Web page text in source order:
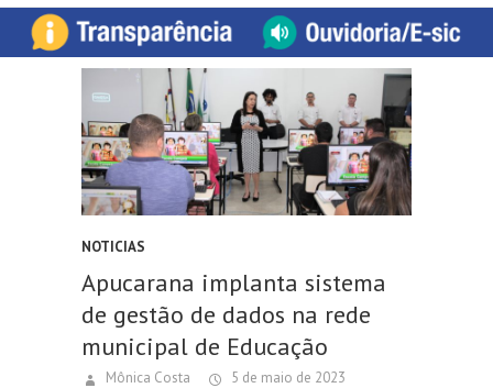
NOTICIAS
Apucarana implanta sistema
de gestão de dados na rede
municipal de Educação
Mônica Costa 5 de maio de 2023